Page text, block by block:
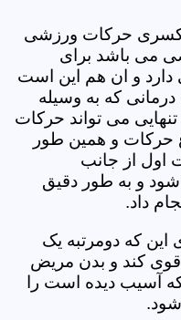
یکسری حرکات ورزشی
می باشد برای
دارد و ان هم این است
که به وسیله
می تواند حرکات
حرکات و همین طور
اول از جانب
شود و به طور دقیق
داد.
این که دومرتبه یک
کند و بدن مریض
آسیب دیده است را